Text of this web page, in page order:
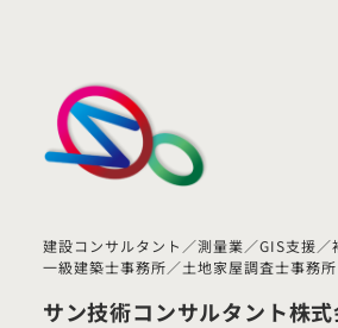
建設コンサルタント／測量業／GIS支援
一級建築士事務所／土地家屋調査士事務所
サン技術コンサルタント株